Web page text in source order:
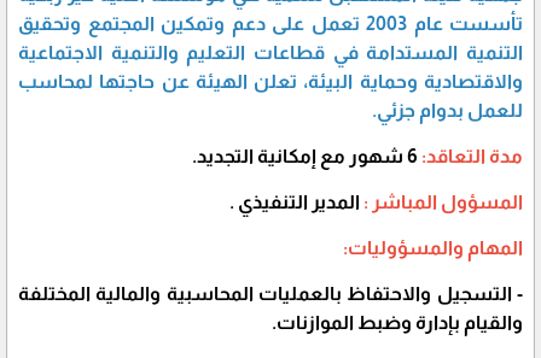
تأسست عام 2003 تعمل على دعم وتمكين المجتمع وتحقيق
التنمية المستدامة في قطاعات التعليم والتنمية الاجتماعية
والاقتصادية وحماية البيئة، تعلن الهيئة عن حاجتها لمحاسب
للعمل بدوام جزئي.
مدة التعاقد:
المسؤول المباشر : المدير التنفيذي .
المهام والمسؤوليات:
- التسجيل والاحتفاظ بالعمليات المحاسبية والمالية المختلفة
والقيام بإدارة وضبط الموازنات.